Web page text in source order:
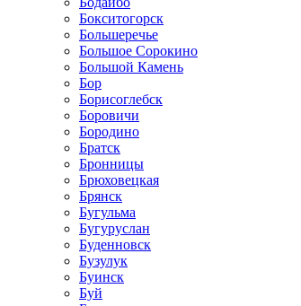
Бокситогорск
Большеречье
Большое Сорокино
Большой Камень
Бор
Борисоглебск
Боровичи
Бородино
Братск
Бронницы
Брюховецкая
Брянск
Бугульма
Бугуруслан
Буденновск
Бузулук
Буинск
Буй